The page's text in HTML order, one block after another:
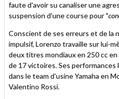
faute d'avoir su canaliser une
suspension d'une course pour "
Conscient de ses erreurs et de la
impulsif, Lorenzo travaille sur lui-
deux titres mondiaux en 250 cc en
de 17 victoires. Ses
dans le team d'usine Yamaha en
Valentino Rossi.